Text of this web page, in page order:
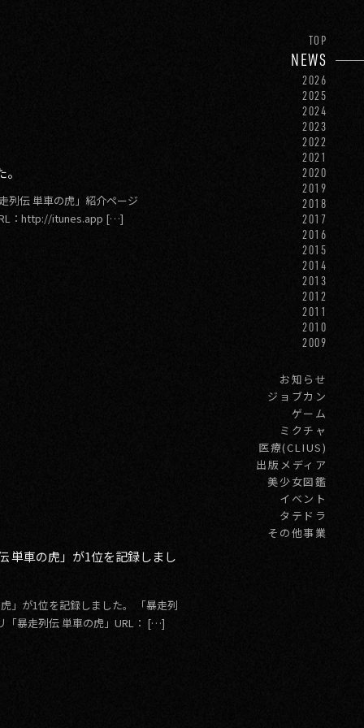
TOP
NEWS
2026
2025
2024
2023
2022
2021
2020
2019
2018
2017
2016
2015
2014
2013
2012
2011
2010
2009
お知らせ
ジョブカン
ゲーム
ミクチャ
医療(CLIUS)
出版メディア
美少女図鑑
イベント
タテドラ
その他事業
列伝 単車の虎」紹介ページ
：http://itunes.app […]
単車の虎」が1位を記録しまし
」が1位を記録しました。 「暴走列
暴走列伝 単車の虎」URL： […]